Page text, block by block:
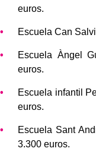
euros.
Escuela Can
Escuela Àngel
euros.
Escuela infantil
euros.
Escuela Sant
3.300 euros.